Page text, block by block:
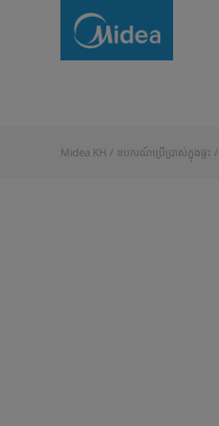
Midea KH ឧបករណ៍ប្រើប្រាស់ក្នុងផ្ទះ